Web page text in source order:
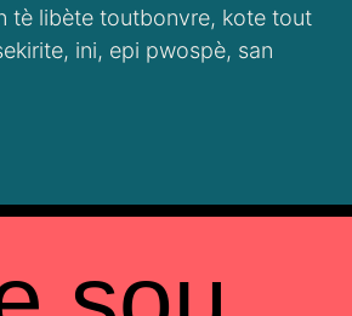
tè libète toutbonvre, kote tout
ini, epi pwospè, san